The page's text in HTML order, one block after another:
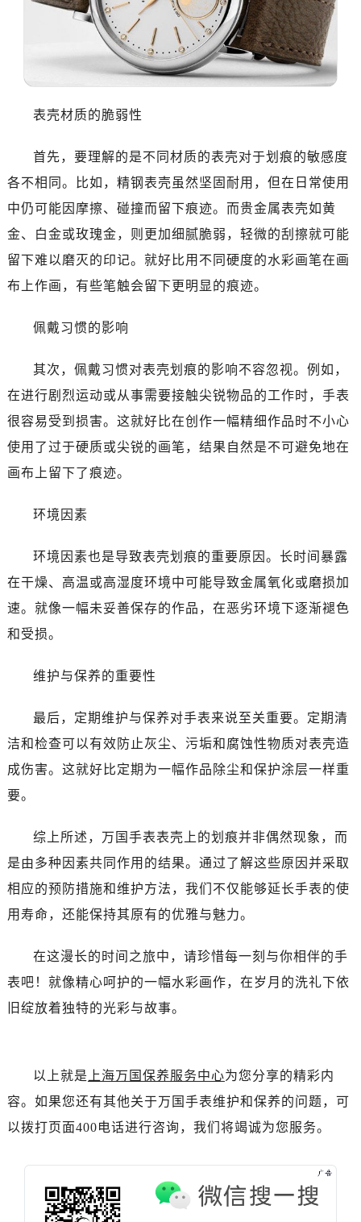
表壳材质的脆弱性
首先，要理解的是不同材质的表壳对于划痕的敏感度
各不相同。比如，精钢表壳虽然坚固耐用，但在日常使用
中仍可能因摩擦、碰撞而留下痕迹。而贵金属表壳如黄
金、白金或玫瑰金，则更加细腻脆弱，轻微的刮擦就可能
留下难以磨灭的印记。就好比用不同硬度的水彩画笔在画
布上作画，有些笔触会留下更明显的痕迹。
佩戴习惯的影响
其次，佩戴习惯对表壳划痕的影响不容忽视。例如，
在进行剧烈运动或从事需要接触尖锐物品的工作时，手表
很容易受到损害。这就好比在创作一幅精细作品时不小心
使用了过于硬质或尖锐的画笔，结果自然是不可避免地在
画布上留下了痕迹。
环境因素
环境因素也是导致表壳划痕的重要原因。长时间暴露
在干燥、高温或高湿度环境中可能导致金属氧化或磨损加
速。就像一幅未妥善保存的作品，在恶劣环境下逐渐褪色
和受损。
维护与保养的重要性
最后，定期维护与保养对手表来说至关重要。定期清
洁和检查可以有效防止灰尘、污垢和腐蚀性物质对表壳造
成伤害。这就好比定期为一幅作品除尘和保护涂层一样重
要。
综上所述，万国手表表壳上的划痕并非偶然现象，而
是由多种因素共同作用的结果。通过了解这些原因并采取
相应的预防措施和维护方法，我们不仅能够延长手表的使
用寿命，还能保持其原有的优雅与魅力。
在这漫长的时间之旅中，请珍惜每一刻与你相伴的手
表吧！就像精心呵护的一幅水彩画作，在岁月的洗礼下依
旧绽放着独特的光彩与故事。
以上就是 上海万国保养服务中心为您分享的精彩内
容。如果您还有其他关于万国手表维护和保养的问题，可
以拨打页面400电话进行咨询，我们将竭诚为您服务。